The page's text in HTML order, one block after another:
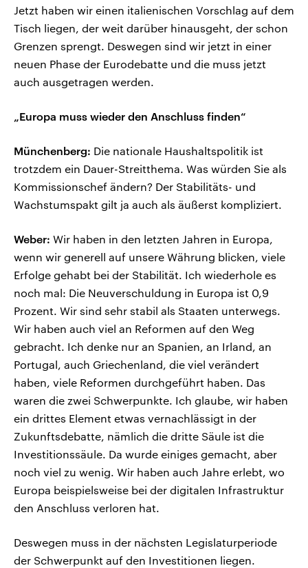
Jetzt haben wir einen italienischen Vorschlag auf dem
Tisch liegen, der weit darüber hinausgeht, der schon
Grenzen sprengt. Deswegen sind wir jetzt in einer
neuen Phase der Eurodebatte und die muss jetzt
auch ausgetragen werden.
„Europa muss wieder den Anschluss finden“
Münchenberg: Die nationale Haushaltspolitik ist
trotzdem ein Dauer-Streitthema. Was würden Sie als
Kommissionschef ändern? Der Stabilitäts- und
Wachstumspakt gilt ja auch als äußerst kompliziert.
Weber: Wir haben in den letzten Jahren in Europa,
wenn wir generell auf unsere Währung blicken, viele
Erfolge gehabt bei der Stabilität. Ich wiederhole es
noch mal: Die Neuverschuldung in Europa ist 0,9
Prozent. Wir sind sehr stabil als Staaten unterwegs.
Wir haben auch viel an Reformen auf den Weg
gebracht. Ich denke nur an Spanien, an Irland, an
Portugal, auch Griechenland, die viel verändert
haben, viele Reformen durchgeführt haben. Das
waren die zwei Schwerpunkte. Ich glaube, wir haben
ein drittes Element etwas vernachlässigt in der
Zukunftsdebatte, nämlich die dritte Säule ist die
Investitionssäule. Da wurde einiges gemacht, aber
noch viel zu wenig. Wir haben auch Jahre erlebt, wo
Europa beispielsweise bei der digitalen Infrastruktur
den Anschluss verloren hat.
Deswegen muss in der nächsten Legislaturperiode
der Schwerpunkt auf den Investitionen liegen.